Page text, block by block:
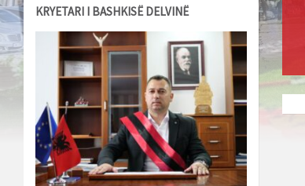
KRYETARI I BASHKISË DELVINË